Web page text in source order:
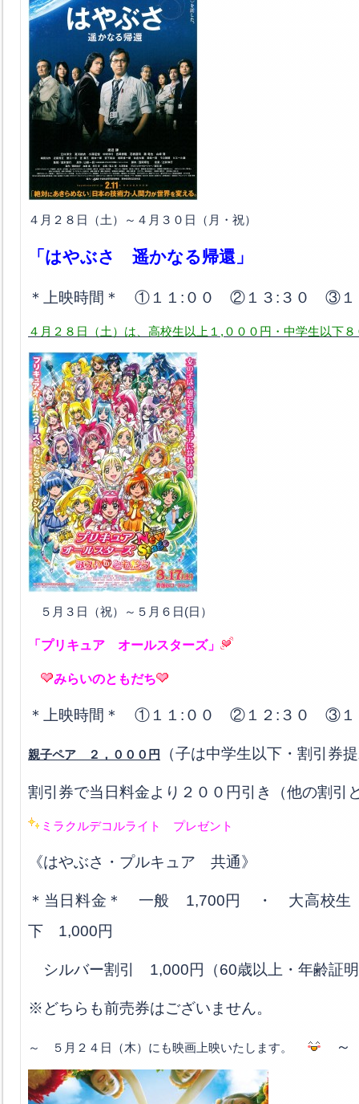
４月２８日（土）～４月３０日（月・祝）
「はやぶさ 遥かなる帰還」
＊上映時間＊ ①１１:００ ②１３:３０ ③１
４月２８日（土）は、高校生以上１,０００円・中学生以下
５月３日（祝）～５月６日(日）
「プリキュア オールスターズ」
みらいのともだち
＊上映時間＊ ①１１:００ ②１２:３０ ③１
親子ペア ２，０００円 （子は中学生以下・割引券
割引券で当日料金より２００円引き（他の割引
ミラクルデコルライト プレゼント
《はやぶさ・プルキュア 共通》
＊当日料金＊ 一般 1,700円 ・ 大高校
下 1,000円
シルバー割引 1,000円（60歳以上・年齢証
※どちらも前売券はございません。
～ ５月２４日（木）にも映画上映いたします。 ～